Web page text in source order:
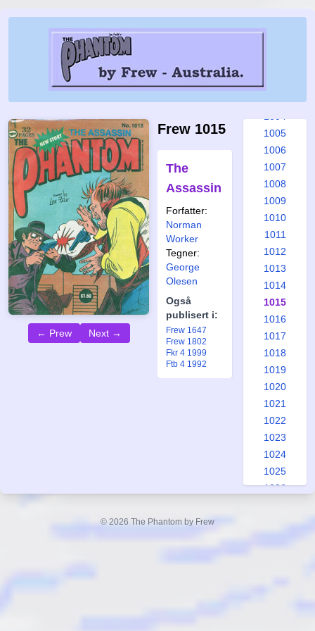
← Prew Next →
Frew 1015
The
Assassin
Forfatter:
Norman
Worker
Tegner:
George
Olesen
Også
publisert i:
Frew 1647
Frew 1802
Fkr 4 1999
Ftb 4 1992
998
1005
1006
1007
1008
1009
1010
1011
1012
1013
1014
1015
1016
1017
1018
1019
1020
1021
1022
1023
1024
1025
1026
© 2026 The Phantom by Frew